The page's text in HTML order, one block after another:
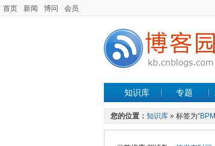
首页 新闻 博问 会员
知识库 专题
您的位置： 知识库 » 标签为“BPM